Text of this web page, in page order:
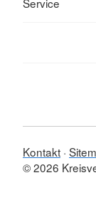
Kontakt
© 2026